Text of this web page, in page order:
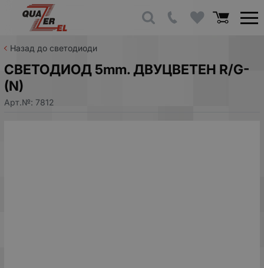
Назад до светодиоди
СВЕТОДИОД 5mm. ДВУЦВЕТЕН R/G-
(N)
Арт.№: 7812